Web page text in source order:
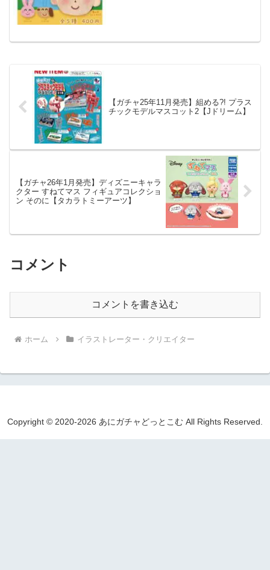
【ガチャ25年11月発売】組める?! プラス
チックモデルマスコット2【Jドリーム】
【ガチャ26年1月発売】ディズニーキャラ
クター すねてマス フィギュアコレクショ
ン そのに【タカラトミーアーツ】
コメント
コメントを書き込む
ホーム イラストレーター・クリエイター
Copyright © 2020-2026 あにガチャどっとこむ All Rights Reserved.